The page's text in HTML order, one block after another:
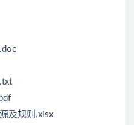
及规则.xlsx